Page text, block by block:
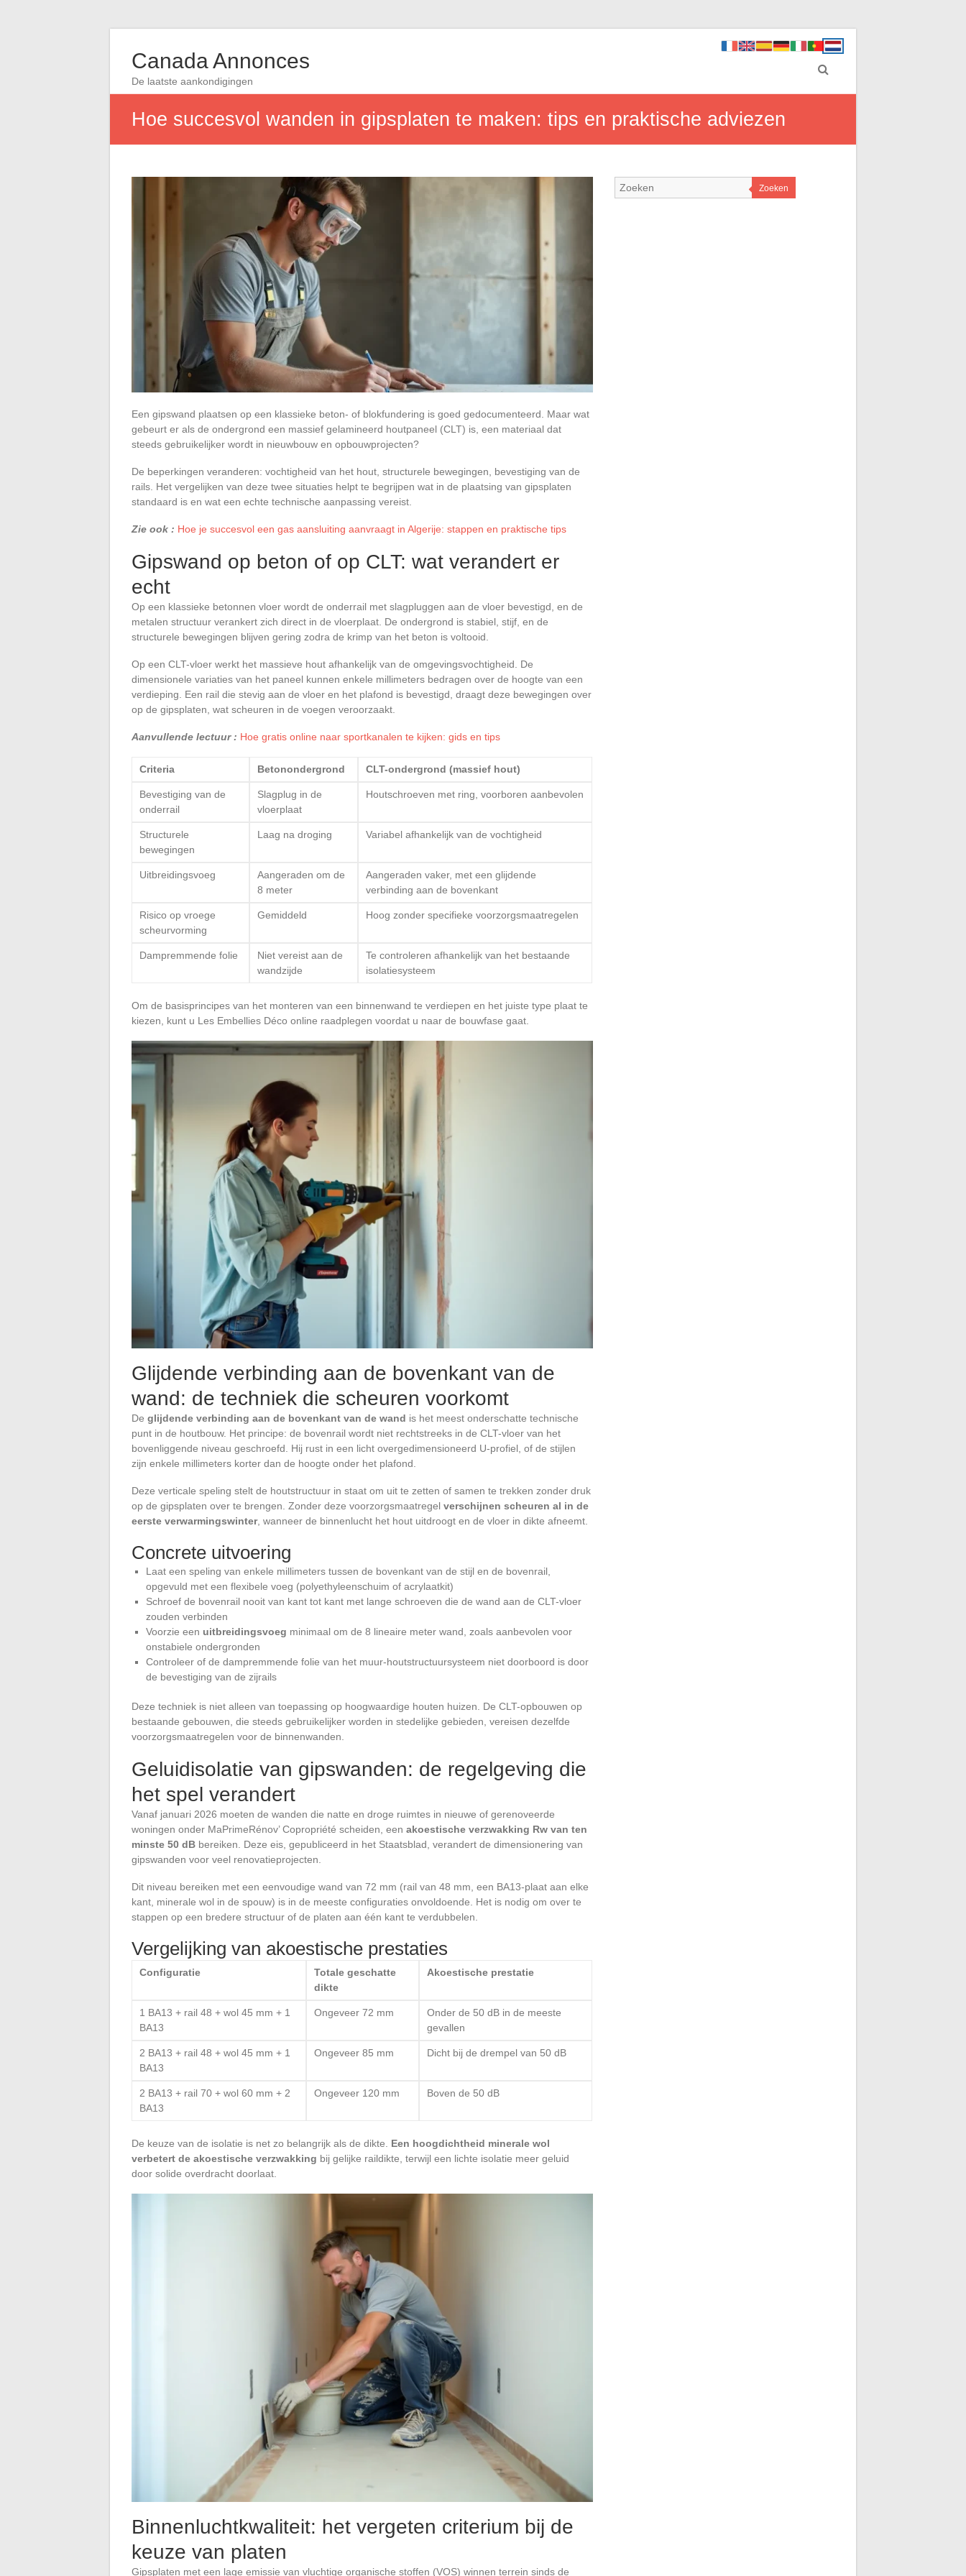
Canada Annonces
De laatste aankondigingen
Hoe succesvol wanden in gipsplaten te maken: tips en praktische adviezen
Een gipswand plaatsen op een klassieke beton- of blokfundering is goed gedocumenteerd. Maar wat
gebeurt er als de ondergrond een massief gelamineerd houtpaneel (CLT) is, een materiaal dat
steeds gebruikelijker wordt in nieuwbouw en opbouwprojecten?
De beperkingen veranderen: vochtigheid van het hout, structurele bewegingen, bevestiging van de
rails. Het vergelijken van deze twee situaties helpt te begrijpen wat in de plaatsing van gipsplaten
standaard is en wat een echte technische aanpassing vereist.
Zie ook : Hoe je succesvol een gas aansluiting aanvraagt in Algerije: stappen en praktische tips
Gipswand op beton of op CLT: wat verandert er
echt
Op een klassieke betonnen vloer wordt de onderrail met slagpluggen aan de vloer bevestigd, en de
metalen structuur verankert zich direct in de vloerplaat. De ondergrond is stabiel, stijf, en de
structurele bewegingen blijven gering zodra de krimp van het beton is voltooid.
Op een CLT-vloer werkt het massieve hout afhankelijk van de omgevingsvochtigheid. De
dimensionele variaties van het paneel kunnen enkele millimeters bedragen over de hoogte van een
verdieping. Een rail die stevig aan de vloer en het plafond is bevestigd, draagt deze bewegingen over
op de gipsplaten, wat scheuren in de voegen veroorzaakt.
Aanvullende lectuur : Hoe gratis online naar sportkanalen te kijken: gids en tips
Criteria Betonondergrond CLT-ondergrond (massief hout)
Bevestiging van de
onderrail
Slagplug in de
vloerplaat
Houtschroeven met ring, voorboren aanbevolen
Structurele
bewegingen
Laag na droging Variabel afhankelijk van de vochtigheid
Uitbreidingsvoeg
Aangeraden om de
8 meter
Aangeraden vaker, met een glijdende
verbinding aan de bovenkant
Risico op vroege
scheurvorming
Gemiddeld Hoog zonder specifieke voorzorgsmaatregelen
Dampremmende folie
Niet vereist aan de
wandzijde
Te controleren afhankelijk van het bestaande
isolatiesysteem
Om de basisprincipes van het monteren van een binnenwand te verdiepen en het juiste type plaat te
kiezen, kunt u Les Embellies Déco online raadplegen voordat u naar de bouwfase gaat.
Glijdende verbinding aan de bovenkant van de
wand: de techniek die scheuren voorkomt
De glijdende verbinding aan de bovenkant van de wand is het meest onderschatte technische
punt in de houtbouw. Het principe: de bovenrail wordt niet rechtstreeks in de CLT-vloer van het
bovenliggende niveau geschroefd. Hij rust in een licht overgedimensioneerd U-profiel, of de stijlen
zijn enkele millimeters korter dan de hoogte onder het plafond.
Deze verticale speling stelt de houtstructuur in staat om uit te zetten of samen te trekken zonder druk
op de gipsplaten over te brengen. Zonder deze voorzorgsmaatregel verschijnen scheuren al in de
eerste verwarmingswinter, wanneer de binnenlucht het hout uitdroogt en de vloer in dikte afneemt.
Concrete uitvoering
Laat een speling van enkele millimeters tussen de bovenkant van de stijl en de bovenrail,
opgevuld met een flexibele voeg (polyethyleenschuim of acrylaatkit)
Schroef de bovenrail nooit van kant tot kant met lange schroeven die de wand aan de CLT-vloer
zouden verbinden
Voorzie een uitbreidingsvoeg minimaal om de 8 lineaire meter wand, zoals aanbevolen voor
onstabiele ondergronden
Controleer of de dampremmende folie van het muur-houtstructuursysteem niet doorboord is door
de bevestiging van de zijrails
Deze techniek is niet alleen van toepassing op hoogwaardige houten huizen. De CLT-opbouwen op
bestaande gebouwen, die steeds gebruikelijker worden in stedelijke gebieden, vereisen dezelfde
voorzorgsmaatregelen voor de binnenwanden.
Geluidisolatie van gipswanden: de regelgeving die
het spel verandert
Vanaf januari 2026 moeten de wanden die natte en droge ruimtes in nieuwe of gerenoveerde
woningen onder MaPrimeRénov’ Copropriété scheiden, een akoestische verzwakking Rw van ten
minste 50 dB bereiken. Deze eis, gepubliceerd in het Staatsblad, verandert de dimensionering van
gipswanden voor veel renovatieprojecten.
Dit niveau bereiken met een eenvoudige wand van 72 mm (rail van 48 mm, een BA13-plaat aan elke
kant, minerale wol in de spouw) is in de meeste configuraties onvoldoende. Het is nodig om over te
stappen op een bredere structuur of de platen aan één kant te verdubbelen.
Vergelijking van akoestische prestaties
Configuratie
Totale geschatte
dikte
Akoestische prestatie
1 BA13 + rail 48 + wol 45 mm + 1
BA13
Ongeveer 72 mm
Onder de 50 dB in de meeste
gevallen
2 BA13 + rail 48 + wol 45 mm + 1
BA13
Ongeveer 85 mm Dicht bij de drempel van 50 dB
2 BA13 + rail 70 + wol 60 mm + 2
BA13
Ongeveer 120 mm Boven de 50 dB
De keuze van de isolatie is net zo belangrijk als de dikte. Een hoogdichtheid minerale wol
verbetert de akoestische verzwakking bij gelijke raildikte, terwijl een lichte isolatie meer geluid
door solide overdracht doorlaat.
Binnenluchtkwaliteit: het vergeten criterium bij de
keuze van platen
Gipsplaten met een lage emissie van vluchtige organische stoffen (VOS) winnen terrein sinds de
Zoeken